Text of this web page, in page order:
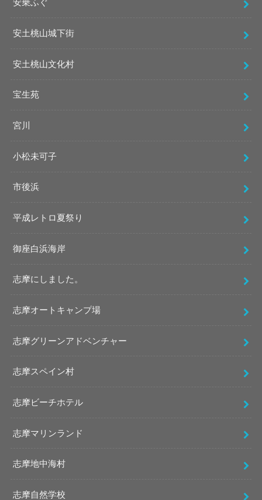
安乗ふぐ
安土桃山城下街
安土桃山文化村
宝生苑
宮川
小松未可子
市後浜
平成レトロ夏祭り
御座白浜海岸
志摩にしました。
志摩オートキャンプ場
志摩グリーンアドベンチャー
志摩スペイン村
志摩ビーチホテル
志摩マリンランド
志摩地中海村
志摩自然学校